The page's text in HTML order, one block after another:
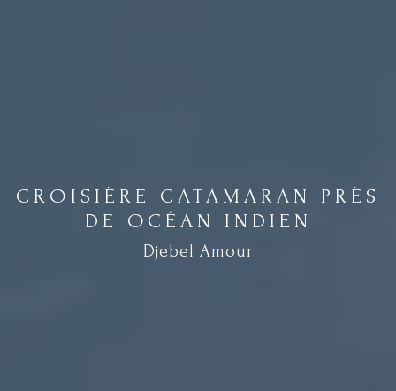
CROISIÈRE CATAMARAN PRÈS
DE OCÉAN INDIEN
Djebel Amour